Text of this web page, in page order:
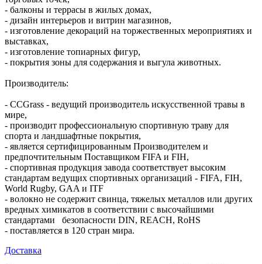
- балконы и террасы в жилых домах,
- дизайн интерьеров и витрин магазинов,
- изготовление декораций на торжественных мероприятиях и
выставках,
- изготовление топиарных фигур,
- покрытия зоны для содержания и выгула животных.
Производитель:
- CCGrass - ведущий производитель искусственной травы в
мире,
- производит профессиональную спортивную траву для
спорта и ландшафтные покрытия,
- является сертифицированным Производителем и
предпочтительным Поставщиком FIFA и FIH,
- спортивная продукция завода соответствует высоким
стандартам ведущих спортивных организаций - FIFA, FIH,
World Rugby, GAA и ITF
- волокно не содержит свинца, тяжелых металлов или других
вредных химикатов в соответствии с высочайшими
стандартами безопасности DIN, REACH, RoHS
- поставляется в 120 стран мира.
Доставка